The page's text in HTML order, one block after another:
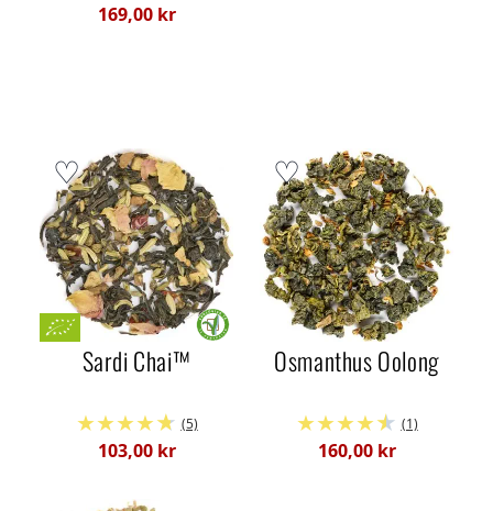
169,00 kr
Sardi Chai™
(5)
103,00 kr
Osmanthus Oolong
(1)
160,00 kr